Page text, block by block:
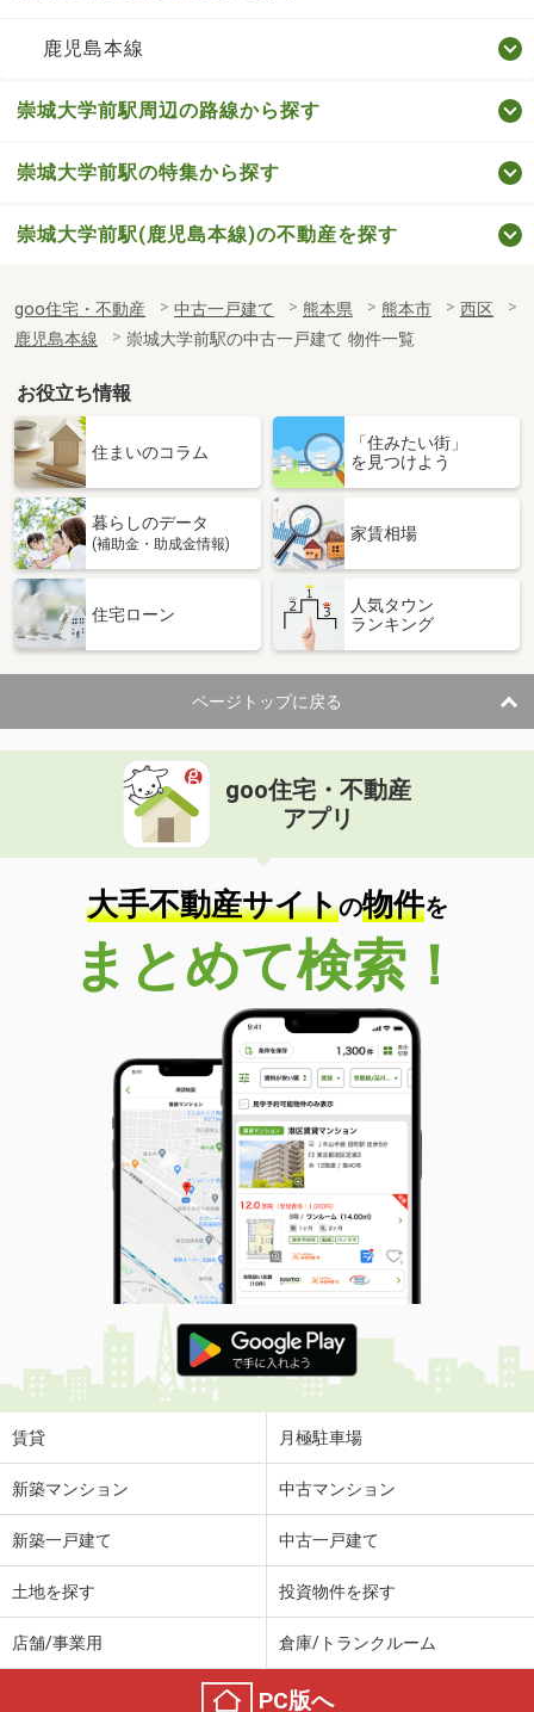
鹿児島本線
崇城大学前駅周辺の路線から探す
崇城大学前駅の特集から探す
崇城大学前駅(鹿児島本線)の不動産を探す
goo住宅・不動産 中古一戸建て 熊本県 熊本市
西区
鹿児島本線
崇城大学前駅の中古一戸建て 物件一覧
お役立ち情報
住まいのコラム
「住みたい街」
を見つけよう
暮らしのデータ
(補助金・助成金情報)
家賃相場
住宅ローン
人気タウン
ランキング
ページトップに戻る
goo住宅・不動産
アプリ
大手不動産サイトの物件を
まとめて検索！
賃貸 月極駐車場
新築マンション 中古マンション
新築一戸建て 中古一戸建て
土地を探す 投資物件を探す
店舗/事業用 倉庫/トランクルーム
PC版へ